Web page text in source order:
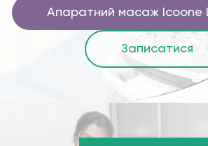
Апаратний масаж Icoone
Записатися